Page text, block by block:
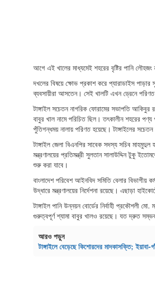
আগে এই খালের মাধ্যমেই শহরের বৃষ্টির পানি লৌহজং
দখলের বিষয়ে ক্ষোভ প্রকাশ করে প্যারাডাইস
ব্যবসায়ীরা আসতেন। সেই খালটি এখন ড্রেনে পরিণত
টাঙ্গাইল সচেতন নাগরিক ফোরামের সভাপতি আকিবুর
বাবুর খাল নামে পরিচিত ছিল। তৎকালীন শহরের
পুঁতিগন্ধময় নালায় পরিণত হয়েছে। টাঙ্গাইলের
টাঙ্গাইল জেলা বিএনপির সাবেক সদস্য সচিব
মন্ত্রণালয়ের প্রতিমন্ত্রী সুলতান সালাউদ্দিন টুকু
শুরু করা যাবে।
বাংলাদেশ পরিবেশ আইনবিদ সমিতি বেলার বিভাগীয়
উদ্ধারে মন্ত্রণালয়ের নির্দেশনা রয়েছে। এছাড়া
টাঙ্গাইল পানি উন্নয়ন বোর্ডের নির্বাহী প্রকৌশলী
গুরুত্বপূর্ণ শ্যামা বাবুর খালও রয়েছে। যত দ্রুত
আরও পড়ুন
টাঙ্গাইলে বেড়েছে কিশোরদের মাদকাসক্তি;